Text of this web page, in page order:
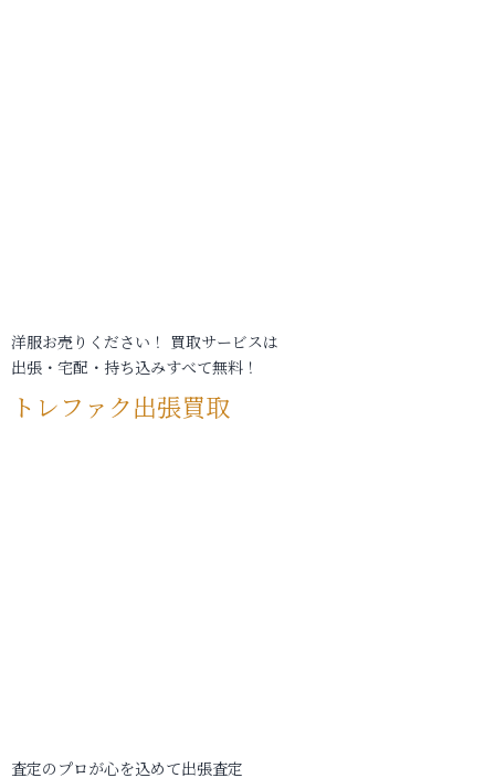
洋服お売りください！ 買取サービスは
出張・宅配・持ち込みすべて無料！
トレファク出張買取
査定のプロが心を込めて出張査定